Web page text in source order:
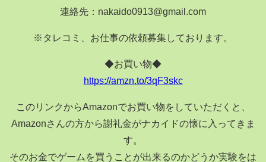
連絡先：nakaido0913@gmail.com
※タレコミ、お仕事の依頼募集しております。
◆お買い物◆
https://amzn.to/3qF3skc
このリンクからAmazonでお買い物をしていただくと、
Amazonさんの方から謝礼金がナカイドの懐に入ってきま
す。
そのお金でゲームを買うことが出来るのかどうか実験をは